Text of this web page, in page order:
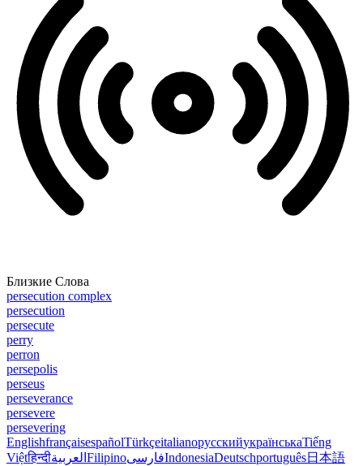
Близкие Слова
persecution complex
persecution
persecute
perry
perron
persepolis
perseus
perseverance
persevere
persevering
EnglishfrançaisespañolTürkçeitalianoрусскийукраїнськаTiếng
Việtहिन्दीالعربية FilipinoفارسیIndonesiaDeutschportuguês日本語